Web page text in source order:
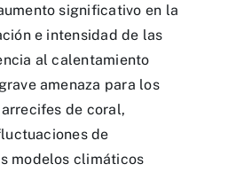
significativo en la
e intensidad de las
al calentamiento
amenaza para los
de coral,
de
modelos climáticos